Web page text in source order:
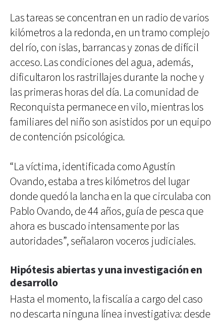
Las tareas se concentran en un radio de varios
kilómetros a la redonda, en un tramo complejo
del río, con islas, barrancas y zonas de difícil
acceso. Las condiciones del agua, además,
dificultaron los rastrillajes durante la noche y
las primeras horas del día. La comunidad de
Reconquista permanece en vilo, mientras los
familiares del niño son asistidos por un equipo
de contención psicológica.
“La víctima, identificada como Agustín
Ovando, estaba a tres kilómetros del lugar
donde quedó la lancha en la que circulaba con
Pablo Ovando, de 44 años, guía de pesca que
ahora es buscado intensamente por las
autoridades”, señalaron voceros judiciales.
Hipótesis abiertas y una investigación en
desarrollo
Hasta el momento, la fiscalía a cargo del caso
no descarta ninguna línea investigativa: desde